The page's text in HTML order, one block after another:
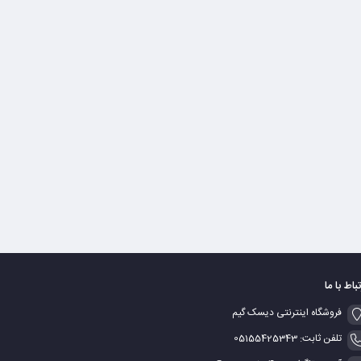
با ما
فروشگاه اینترنتی دیسک گیم
تلفن ثابت: 05155425343